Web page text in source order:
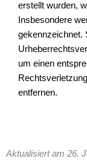
erstellt wurden,
Insbesondere
gekennzeichnet.
um einen
entfernen.
Aktualisiert am 26.